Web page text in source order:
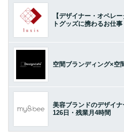
【デザイナー・オペレ
トグッズに携わるお仕事
空間ブランディング×空
美容ブランドのデザイ
126日・残業月4時間